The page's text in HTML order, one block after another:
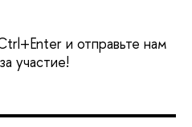
и отправьте нам
участие!